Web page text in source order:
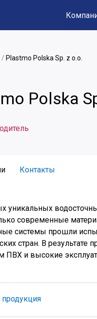
Plastmo Polska Sp. z o.o.
Polska
Контакты
уникальных
современные
системы прошли
стран. В
ПВХ и высокие